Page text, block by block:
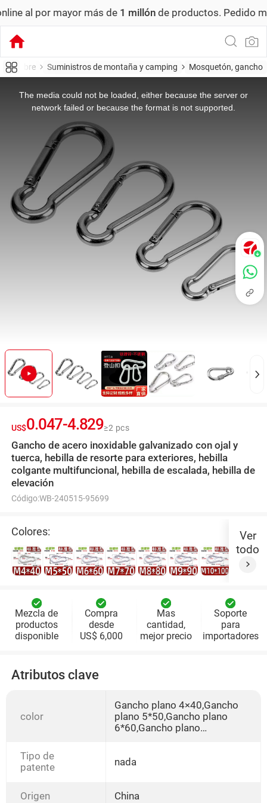
más de1 millónde productos. Pedido mínimo: US$
aire libre Suministros de montaña y camping Mosquetón, gancho
The media could not be loaded, either because the server or
network failed or because the format is not supported.
US$0.047-4.829≥2 pcs
Gancho de acero inoxidable galvanizado con ojal y
tuerca, hebilla de resorte para exteriores, hebilla
colgante multifuncional, hebilla de escalada, hebilla de
elevación
Código:WB-240515-95699
Colores:
Ver
todo
Mezcla de
productos
disponible
Compra
desde
US$ 6,000
Mas
cantidad,
mejor precio
Soporte
para
importadores
Atributos clave
color
Gancho plano 4×40,Gancho
plano 5*50,Gancho plano
6*60,Gancho plano
9*90,Gancho plano
12*140,Gancho plano
Tipo de
patente
nada
Origen China